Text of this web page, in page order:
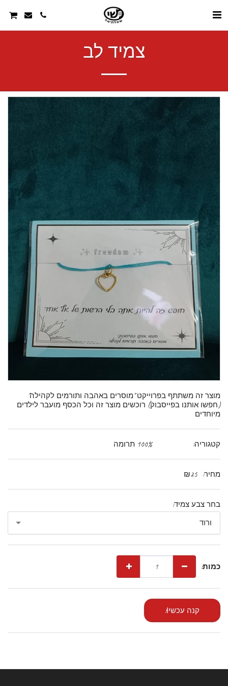
צמיד לב
מוצר זה משתתף בפרוייקט "מוסרים באהבה ותורמים לקהילה"
(חפשו אותנו בפייסבוק) רוכשים מוצר זה וכל הכסף מועבר לילדים
מיוחדים
קטגוריה: 100% תרומה
מחיר: ₪25
בחר צבע צמיד:
ורוד
כמות:
קנה עכשיו!